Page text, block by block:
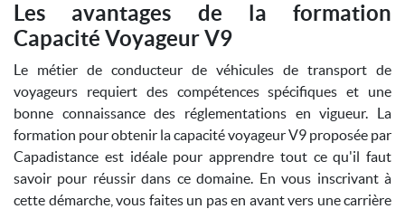
Les avantages de la formation
Capacité Voyageur V9
Le métier de conducteur de véhicules de transport de
voyageurs requiert des compétences spécifiques et une
bonne connaissance des réglementations en vigueur. La
formation pour obtenir la capacité voyageur V9 proposée par
Capadistance est idéale pour apprendre tout ce qu'il faut
savoir pour réussir dans ce domaine. En vous inscrivant à
cette démarche, vous faites un pas en avant vers une carrière